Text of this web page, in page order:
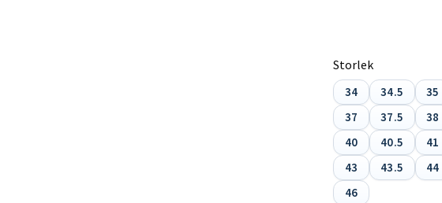
Storlek
34 34.5 35
37
37.5 38
40
40.5 41
43
43.5 44
46